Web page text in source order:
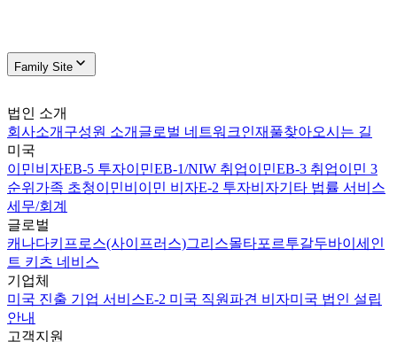
Family Site
법인 소개
회사소개 구성원 소개 글로벌 네트워크인재풀찾아오시는 길
미국
이민비자EB-5 투자이민EB-1/NIW 취업이민EB-3 취업이민 3
순위 가족 초청이민비이민 비자E-2 투자비자기타 법률 서비스
세무/회계
글로벌
캐나다키프로스(사이프러스)그리스몰타포르투갈두바이 세인
트 키츠 네비스
기업체
미국 진출 기업 서비스E-2 미국 직원파견 비자미국 법인 설립
안내
고객지원